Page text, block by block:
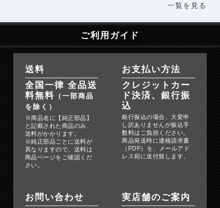
一覧を見る
ご利用ガイド
送料
全国一律 全品送
料無料 （一部商品
を除く）
※商品名に【純正部品】
と記載された商品のみ、
送料がかかります。
※純正部品ごとに送料が
異なりますので、送料は
商品ページをご確認くだ
さい。
お支払い方法
クレジットカー
ド決済、銀行振
込
銀行振込の場合、大変申
し訳ありませんが振込手
数料はご負担ください。
商品発送時に適格請求書
（PDF）を、メールアド
レス宛に送付致します。
お問い合わせ 実店舗のご案内